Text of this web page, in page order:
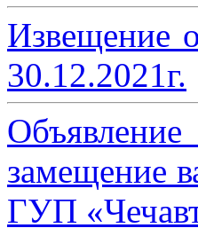
Извещение
30.12.2021г.
замещение
ГУП